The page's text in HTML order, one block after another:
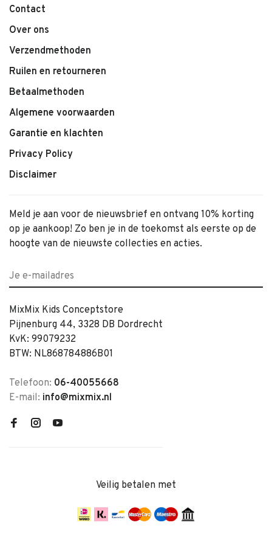
Contact
Over ons
Verzendmethoden
Ruilen en retourneren
Betaalmethoden
Algemene voorwaarden
Garantie en klachten
Privacy Policy
Disclaimer
Meld je aan voor de nieuwsbrief en ontvang 10% korting
op je aankoop! Zo ben je in de toekomst als eerste op de
hoogte van de nieuwste collecties en acties.
MixMix Kids Conceptstore
Pijnenburg 44, 3328 DB Dordrecht
KvK: 99079232
BTW: NL868784886B01
Telefoon: 06-40055668
E-mail: info@mixmix.nl
Veilig betalen met